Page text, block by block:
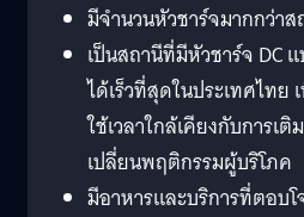
มีจำนวนหัวชาร์จมากกว่า
เป็นสถานีที่มีหัวชาร์จ DC
ได้เร็วที่สุดในประเทศไท
ใช้เวลาใกล้เคียงกับการเ
เปลี่ยนพฤติกรรมผู้บริโภค
มีอาหารและบริการที่ตอบ